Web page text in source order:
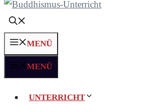
MENÜ
MENÜ
UNTERRICHT